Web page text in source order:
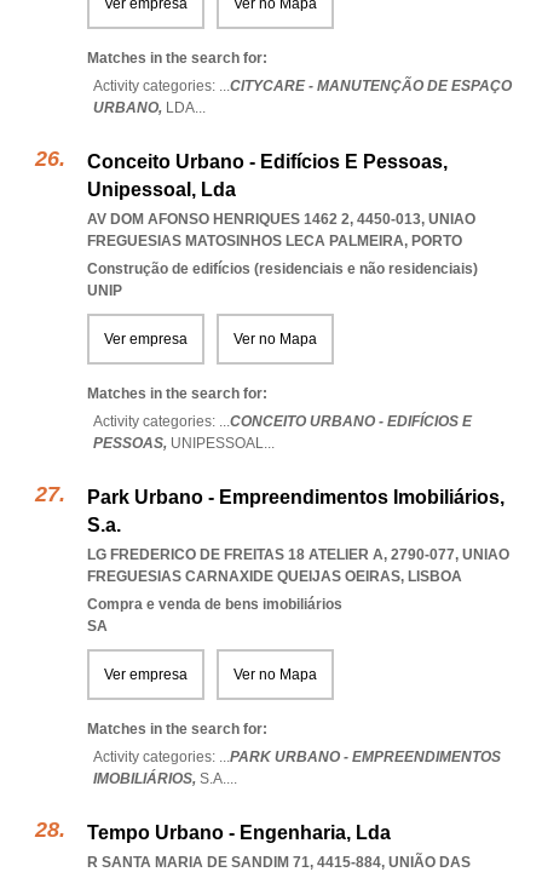
Ver empresa Ver no Mapa
Matches in the search for:
Activity categories: ...CITYCARE - MANUTENÇÃO DE ESPAÇO
URBANO, LDA...
Conceito Urbano - Edifícios E Pessoas,
Unipessoal, Lda
AV DOM AFONSO HENRIQUES 1462 2, 4450-013, UNIAO
FREGUESIAS MATOSINHOS LECA PALMEIRA, PORTO
Construção de edifícios (residenciais e não residenciais)
UNIP
Ver empresa Ver no Mapa
Matches in the search for:
Activity categories: ...CONCEITO URBANO - EDIFÍCIOS E
PESSOAS, UNIPESSOAL...
Park Urbano - Empreendimentos Imobiliários,
S.a.
LG FREDERICO DE FREITAS 18 ATELIER A, 2790-077, UNIAO
FREGUESIAS CARNAXIDE QUEIJAS OEIRAS, LISBOA
Compra e venda de bens imobiliários
SA
Ver empresa Ver no Mapa
Matches in the search for:
Activity categories: ...PARK URBANO - EMPREENDIMENTOS
IMOBILIÁRIOS, S.A....
Tempo Urbano - Engenharia, Lda
R SANTA MARIA DE SANDIM 71, 4415-884, UNIÃO DAS